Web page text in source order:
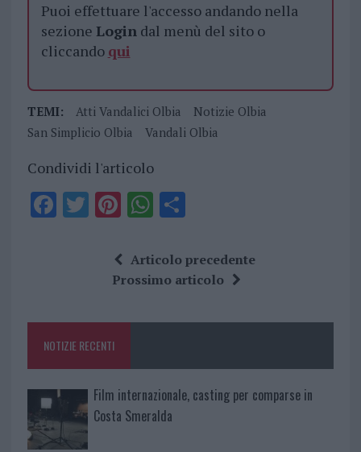
Puoi effettuare l'accesso andando nella
sezione Logindal menù del sito o
cliccando qui
TEMI: Atti Vandalici Olbia
Notizie Olbia
San Simplicio Olbia
Vandali Olbia
Condividi l'articolo
F
o
k
T Pi
te
re
W
at
s
p
S
a
re
Articolo precedente
Prossimo articolo
NOTIZIE RECENTI
Film internazionale, casting per comparse in
Costa Smeralda